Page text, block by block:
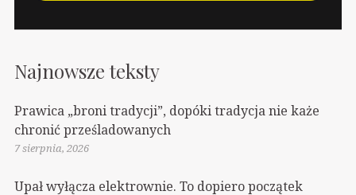
Najnowsze teksty
Prawica „broni tradycji”, dopóki tradycja nie każe
chronić prześladowanych
7 sierpnia, 2026
Upał wyłącza elektrownie. To dopiero początek